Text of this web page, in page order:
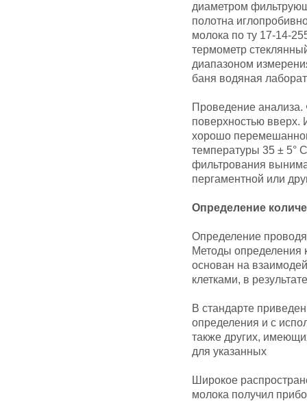
диаметром
полотна
молока по ту 17-14-
термометр
диапазоном
баня водяная
Проведение анализа.
поверхностью
хорошо
температуры 35 ± 5°
фильтрования
пергаментной или
Определение
Определение
Методы определения
основан на
клетками, в
В стандарте
определения и с
также других,
для указанных
Широкое
молока получил